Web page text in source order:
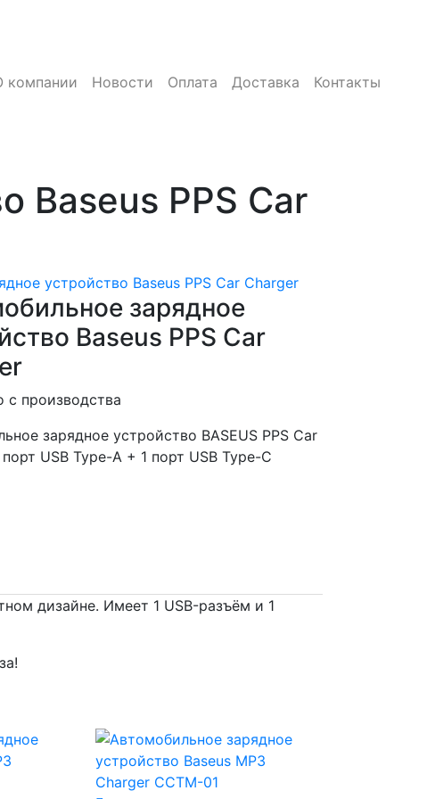
компании Новости Оплата Доставка
Контакты
Baseus PPS Car
устройство Baseus PPS Car Charger
зарядное
Baseus PPS Car
с производства
зарядное устройство BASEUS PPS Car
USB Type-A + 1 порт USB Type-C
дизайне. Имеет 1 USB-разъём и 1